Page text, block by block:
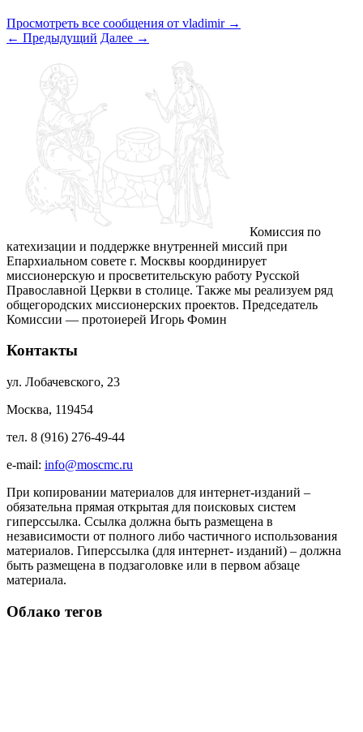
Просмотреть все сообщения от vladimir →
← Предыдущий Далее →
Комиссия по
катехизации и поддержке внутренней миссий при
Епархиальном совете г. Москвы координирует
миссионерскую и просветительскую работу Русской
Православной Церкви в столице. Также мы реализуем ряд
общегородских миссионерских проектов. Председатель
Комиссии — протоиерей Игорь Фомин
Контакты
ул. Лобачевского, 23
Москва, 119454
тел. 8 (916) 276-49-44
e-mail: info@moscmc.ru
При копировании материалов для интернет-изданий –
обязательна прямая открытая для поисковых систем
гиперссылка. Ссылка должна быть размещена в
независимости от полного либо частичного использования
материалов. Гиперссылка (для интернет- изданий) – должна
быть размещена в подзаголовке или в первом абзаце
материала.
Облако тегов